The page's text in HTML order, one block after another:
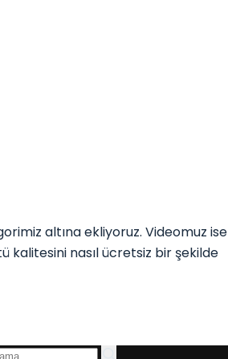
altına ekliyoruz. Videomuz ise
kalitesini nasıl ücretsiz bir şekilde